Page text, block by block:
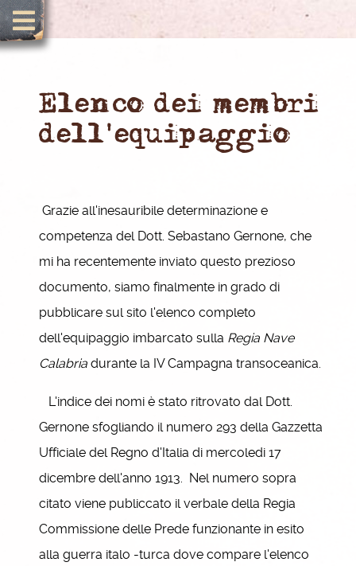
Elenco dei membri
dell'equipaggio
Grazie all'inesauribile determinazione e
competenza del Dott. Sebastano Gernone, che
mi ha recentemente inviato questo prezioso
documento, siamo finalmente in grado di
pubblicare sul sito l'elenco completo
dell'equipaggio imbarcato sulla Regia Nave
Calabria durante la IV Campagna transoceanica.
L'indice dei nomi è stato ritrovato dal Dott.
Gernone sfogliando il numero 293 della Gazzetta
Ufficiale del Regno d'Italia di mercoledi 17
dicembre dell'anno 1913. Nel numero sopra
citato viene publiccato il verbale della Regia
Commissione delle Prede funzionante in esito
alla guerra italo -turca dove compare l'elenco